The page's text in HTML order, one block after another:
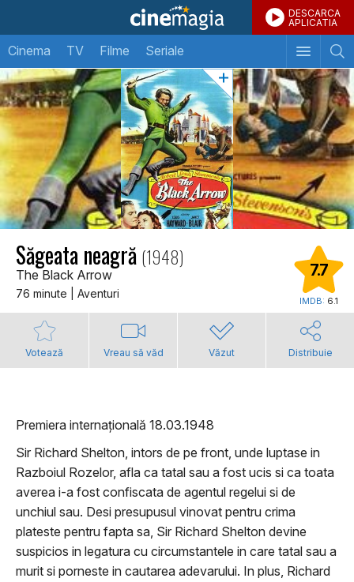
DESCARCA
APLICATIA
Cinema TV Filme Seriale
Săgeata neagră (1948)
The Black Arrow
76 minute | Aventuri
7.7
IMDB: 6.1
Votează Vreau să văd Văzut Distribuie
Premiera internațională 18.03.1948
Sir Richard Shelton, intors de pe front, unde luptase in
Razboiul Rozelor, afla ca tatal sau a fost ucis si ca toata
averea i-a fost confiscata de agentul regelui si de
unchiul sau. Desi presupusul vinovat pentru crima
plateste pentru fapta sa, Sir Richard Shelton devine
suspicios in legatura cu circumstantele in care tatal sau a
murit si porneste in cautarea adevarului. In plus, Richard